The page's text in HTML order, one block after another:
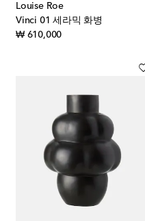
Louise Roe
Vinci 01 세라믹 화병
₩ 610,000original price